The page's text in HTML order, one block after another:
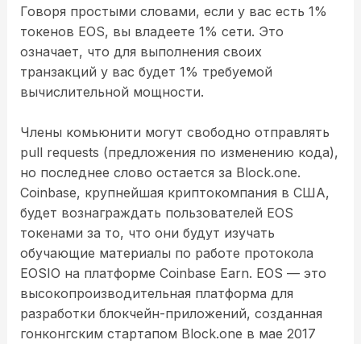
Говоря простыми словами, если у вас есть 1%
токенов EOS, вы владеете 1% сети. Это
означает, что для выполнения своих
транзакций у вас будет 1% требуемой
вычислительной мощности.
Члены комьюнити могут свободно отправлять
pull requests (предложения по изменению кода),
но последнее слово остается за Block.one.
Coinbase, крупнейшая криптокомпания в США,
будет вознаграждать пользователей EOS
токенами за то, что они будут изучать
обучающие материалы по работе протокола
EOSIO на платформе Coinbase Earn. EOS — это
высокопроизводительная платформа для
разработки блокчейн-приложений, созданная
гонконгским стартапом Block.one в мае 2017